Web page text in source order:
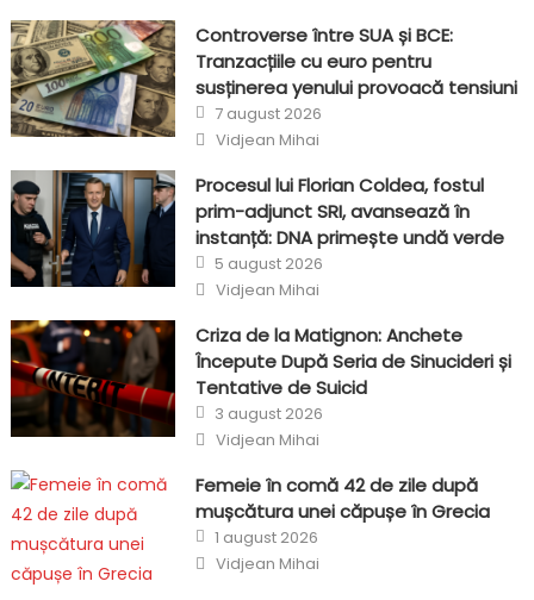
Controverse între SUA și BCE:
Tranzacțiile cu euro pentru
susținerea yenului provoacă tensiuni
Posted
on
7 august 2026
Author
Vidjean Mihai
Procesul lui Florian Coldea, fostul
prim-adjunct SRI, avansează în
instanță: DNA primește undă verde
Posted
on
5 august 2026
Author
Vidjean Mihai
Criza de la Matignon: Anchete
Începute După Seria de Sinucideri și
Tentative de Suicid
Posted
on
3 august 2026
Author
Vidjean Mihai
Femeie în comă 42 de zile după
mușcătura unei căpușe în Grecia
Posted
on
1 august 2026
Author
Vidjean Mihai